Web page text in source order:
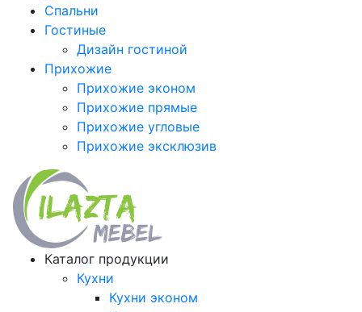
Спальни
Гостиные
Дизайн гостиной
Прихожие
Прихожие эконом
Прихожие прямые
Прихожие угловые
Прихожие эксклюзив
Каталог продукции
Кухни
Кухни эконом